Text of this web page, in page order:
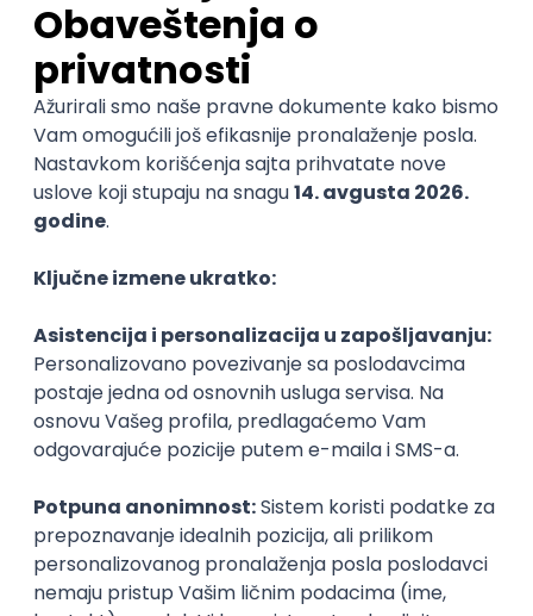
3.7
Beograd | Hibrid
02.09.2026.
Linux Ansible DevOps
Kubernetes
Senior @
POSLOVI NA MAIL
POSLODAVAC
GRAD
Najnoviji poslovi svakog dana u tvom
inboxu
Prijavi se
DevOps Engineer
GET - Global Engineering Technologies
3.4